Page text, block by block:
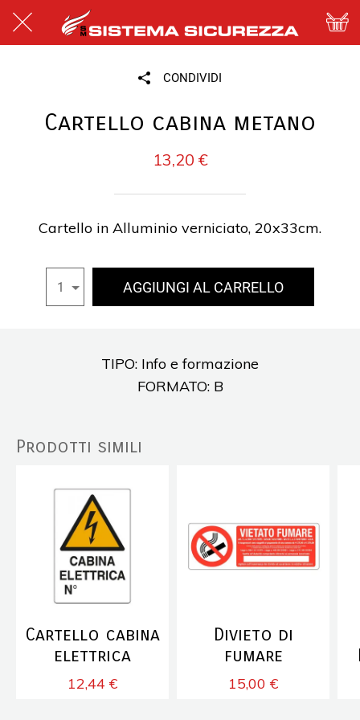
CONDIVIDI
Cartello cabina metano
13,20 €
Cartello in Alluminio verniciato, 20x33cm.
1 AGGIUNGI AL CARRELLO
TIPO: Info e formazione
FORMATO: B
Prodotti simili
Cartello cabina
elettrica
12,44 €
Divieto di
fumare
15,00 €